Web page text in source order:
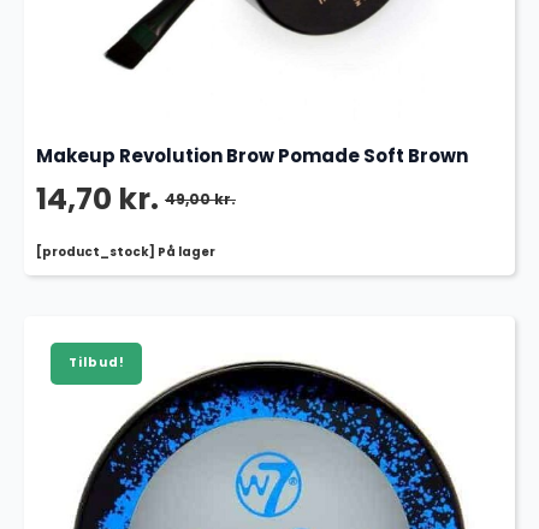
[product_stock] På lager
Makeup Revolution Brow Pomade Soft Brown
49,00kr.
Den
oprindelige
var:
49,00 kr..
14,70 kr.
Den
aktuelle
er:
14,70 kr..
Tilbud!